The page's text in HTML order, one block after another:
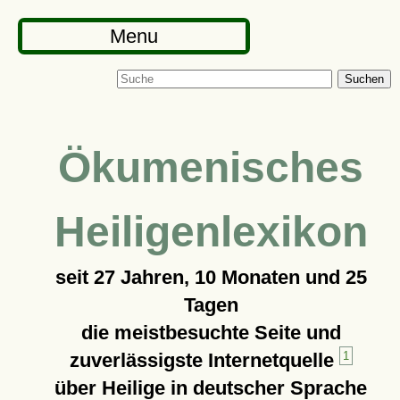
Menu
Suchen
Ökumenisches
Heiligenlexikon
seit 27 Jahren, 10 Monaten und 25
Tagen
die meistbesuchte Seite und
zuverlässigste Internetquelle
1
über Heilige in deutscher Sprache